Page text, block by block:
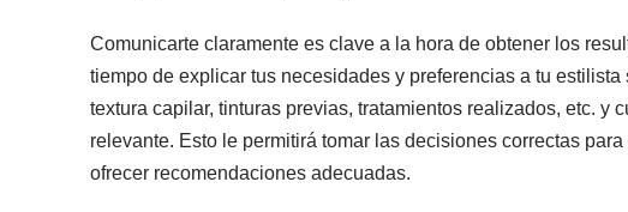
Comunicarte claramente es clave a la hora de obtener los
tiempo de explicar tus necesidades y preferencias a tu
textura capilar, tinturas previas, tratamientos realizados, etc. y
relevante. Esto le permitirá tomar las decisiones correctas
ofrecer recomendaciones adecuadas.